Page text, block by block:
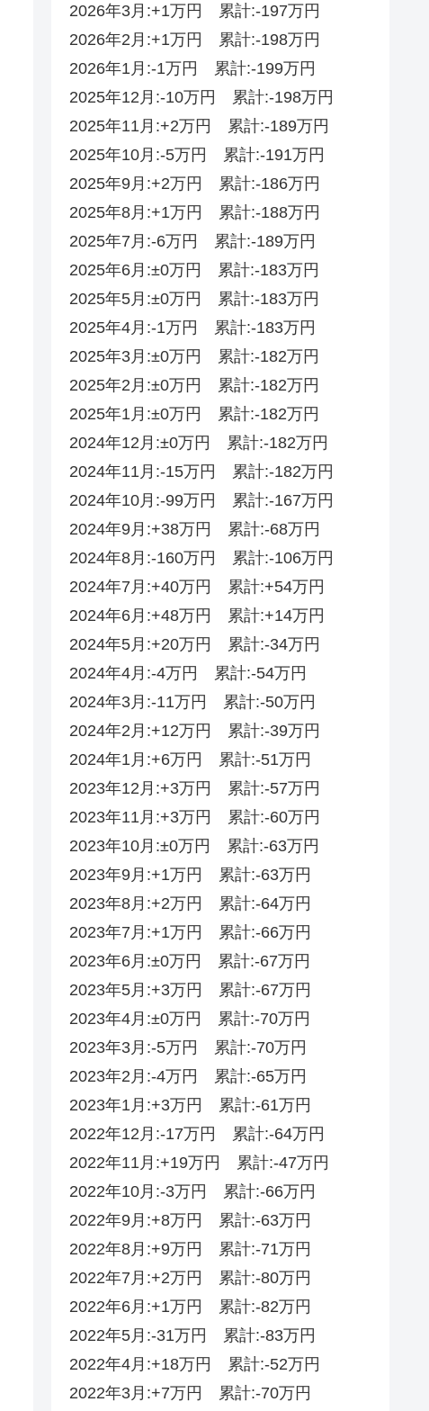
2026年3月:+1万円 累計:-197万円
2026年2月:+1万円 累計:-198万円
2026年1月:-1万円 累計:-199万円
2025年12月:-10万円 累計:-198万円
2025年11月:+2万円 累計:-189万円
2025年10月:-5万円 累計:-191万円
2025年9月:+2万円 累計:-186万円
2025年8月:+1万円 累計:-188万円
2025年7月:-6万円 累計:-189万円
2025年6月:±0万円 累計:-183万円
2025年5月:±0万円 累計:-183万円
2025年4月:-1万円 累計:-183万円
2025年3月:±0万円 累計:-182万円
2025年2月:±0万円 累計:-182万円
2025年1月:±0万円 累計:-182万円
2024年12月:±0万円 累計:-182万円
2024年11月:-15万円 累計:-182万円
2024年10月:-99万円 累計:-167万円
2024年9月:+38万円 累計:-68万円
2024年8月:-160万円 累計:-106万円
2024年7月:+40万円 累計:+54万円
2024年6月:+48万円 累計:+14万円
2024年5月:+20万円 累計:-34万円
2024年4月:-4万円 累計:-54万円
2024年3月:-11万円 累計:-50万円
2024年2月:+12万円 累計:-39万円
2024年1月:+6万円 累計:-51万円
2023年12月:+3万円 累計:-57万円
2023年11月:+3万円 累計:-60万円
2023年10月:±0万円 累計:-63万円
2023年9月:+1万円 累計:-63万円
2023年8月:+2万円 累計:-64万円
2023年7月:+1万円 累計:-66万円
2023年6月:±0万円 累計:-67万円
2023年5月:+3万円 累計:-67万円
2023年4月:±0万円 累計:-70万円
2023年3月:-5万円 累計:-70万円
2023年2月:-4万円 累計:-65万円
2023年1月:+3万円 累計:-61万円
2022年12月:-17万円 累計:-64万円
2022年11月:+19万円 累計:-47万円
2022年10月:-3万円 累計:-66万円
2022年9月:+8万円 累計:-63万円
2022年8月:+9万円 累計:-71万円
2022年7月:+2万円 累計:-80万円
2022年6月:+1万円 累計:-82万円
2022年5月:-31万円 累計:-83万円
2022年4月:+18万円 累計:-52‬‬万円
2022年3月:+7万円 累計:-70‬万円